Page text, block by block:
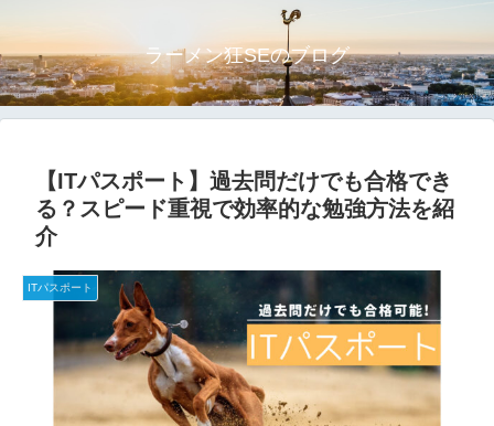
ラーメン狂SEのブログ
【ITパスポート】過去問だけでも合格でき
る？スピード重視で効率的な勉強方法を紹
介
ITパスポート